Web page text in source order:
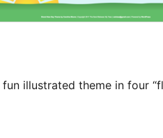
fun illustrated theme in four